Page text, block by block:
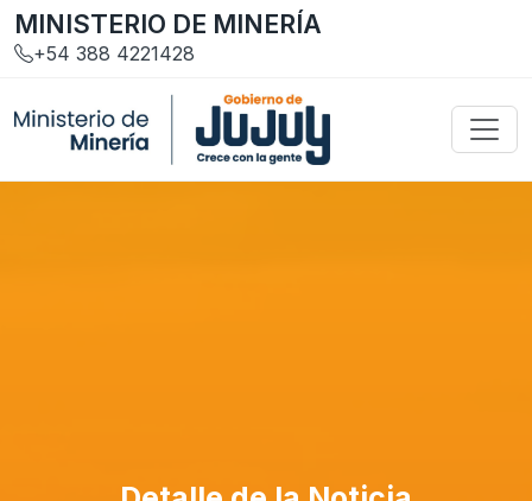
MINISTERIO DE MINERÍA
+54 388 4221428